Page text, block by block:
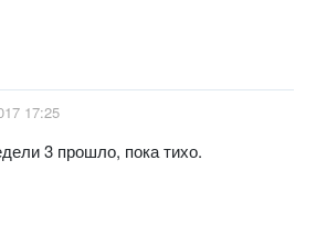
17:25
3 прошло, пока тихо.